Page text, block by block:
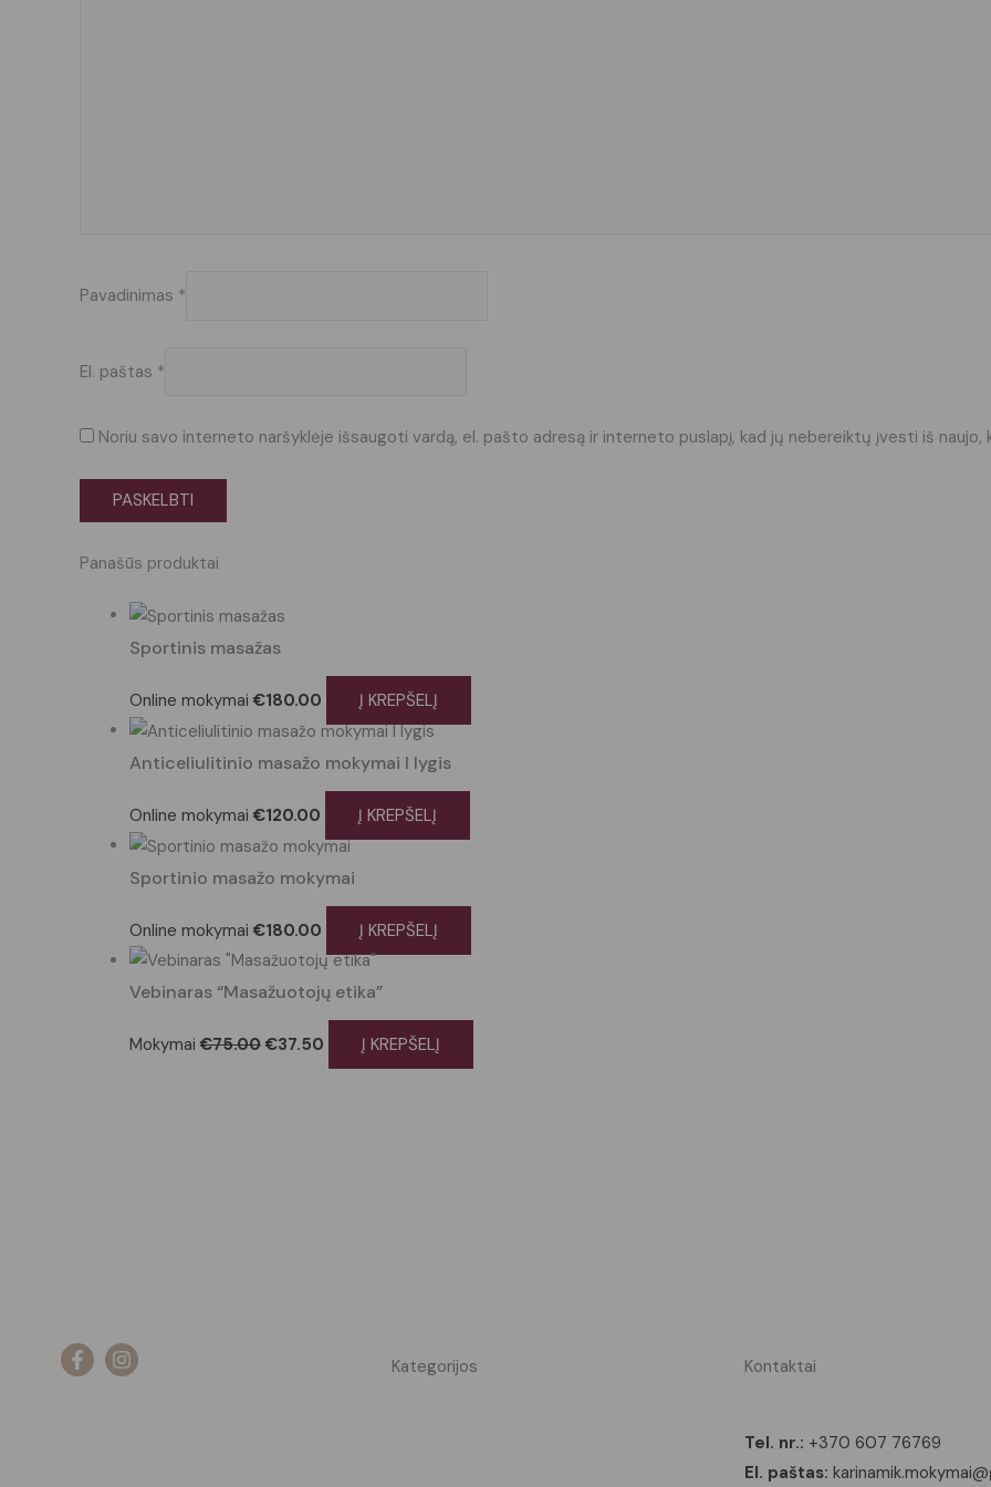
Pavadinimas *
El. paštas *
Noriu savo interneto naršyklėje išsaugoti vardą, el. pašto adresą ir interneto puslapį, kad jų nebereiktų įvesti iš
Panašūs produktai
Sportinis masažas
Online mokymai €180.00 Į KREPŠELĮ
Anticeliulitinio masažo mokymai I lygis
Online mokymai €120.00 Į KREPŠELĮ
Sportinio masažo mokymai
Online mokymai €180.00 Į KREPŠELĮ
Vebinaras “Masažuotojų etika”
Mokymai €75.00 €37.50 Į KREPŠELĮ
Kategorijos Kontaktai
Tel. nr.: +370 607 76769
El. paštas: